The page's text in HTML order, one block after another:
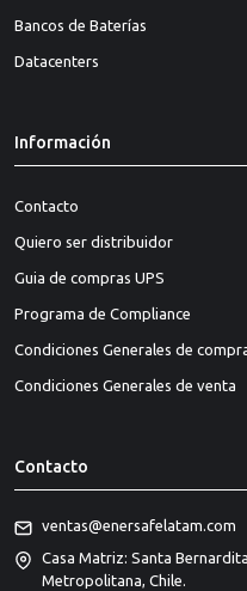
Bancos de Baterías
Datacenters
Información
Contacto
Quiero ser distribuidor
Guia de compras UPS
Programa de Compliance
Condiciones Generales de
Condiciones Generales de venta
Contacto
ventas@enersafelatam.com
Casa Matriz: Santa
Metropolitana, Chile.